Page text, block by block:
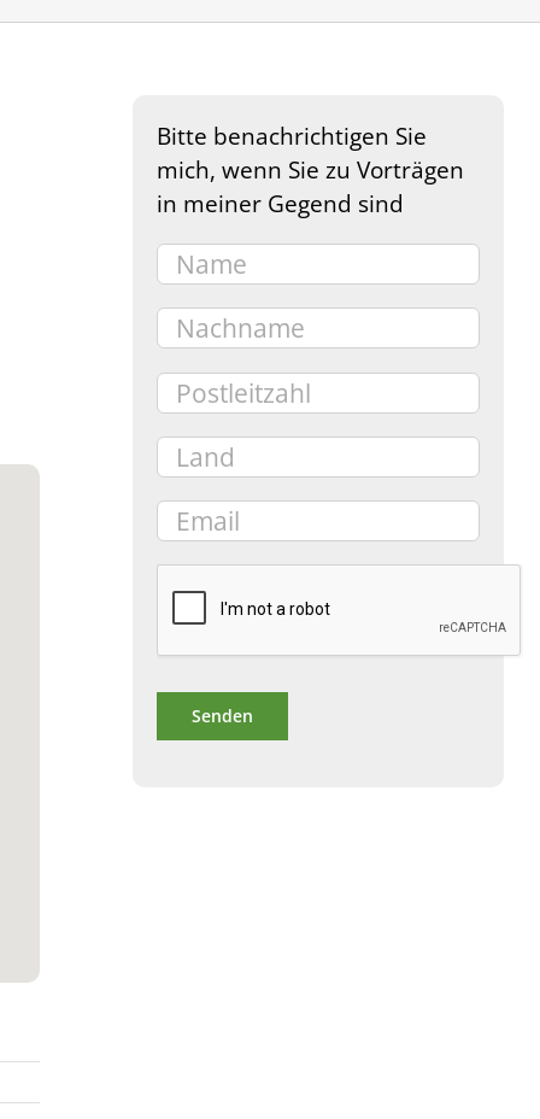
Outlook Live
Bitte benachrichtigen Sie
mich, wenn Sie zu Vorträgen
in meiner Gegend sind